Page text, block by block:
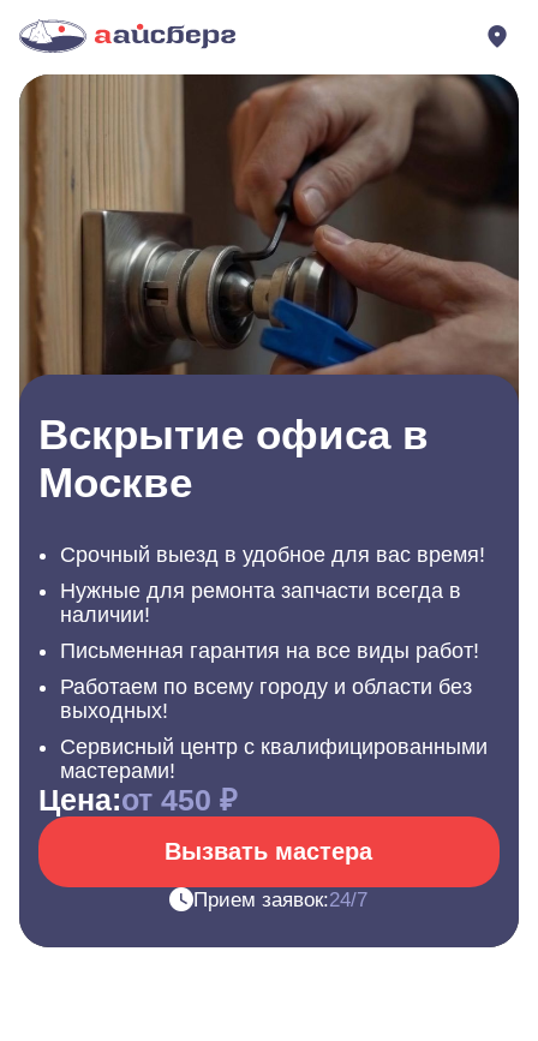
Вскрытие офиса в
Москве
Срочный выезд в удобное для вас время!
Нужные для ремонта запчасти всегда в
наличии!
Письменная гарантия на все виды работ!
Работаем по всему городу и области без
выходных!
Сервисный центр с квалифицированными
мастерами!
Цена:от 450 ₽
Вызвать мастера
Прием заявок:24/7